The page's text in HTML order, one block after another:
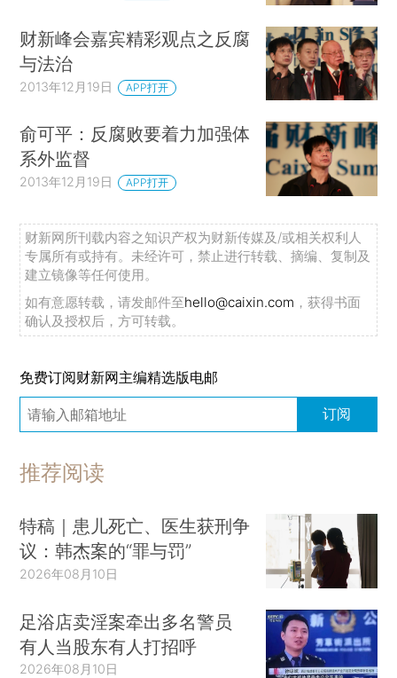
财新峰会嘉宾精彩观点之反腐
与法治
2013年12月19日 APP打开
俞可平：反腐败要着力加强体
系外监督
2013年12月19日 APP打开
财新网所刊载内容之知识产权为财新传媒及/或相关权利人
专属所有或持有。未经许可，禁止进行转载、摘编、复制及
建立镜像等任何使用。
如有意愿转载，请发邮件至hello@caixin.com ，获得书面
确认及授权后，方可转载。
免费订阅财新网主编精选版电邮
订阅
推荐阅读
特稿｜患儿死亡、医生获刑争
议：韩杰案的“罪与罚”
2026年08月10日
足浴店卖淫案牵出多名警员
有人当股东有人打招呼
2026年08月10日